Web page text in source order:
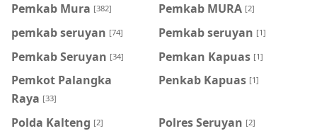
Pemkab Mura [382] Pemkab MURA [2]
pemkab seruyan [74] Pemkab seruyan [1]
Pemkab Seruyan [34] Pemkan Kapuas [1]
Pemkot Palangka
Raya [33]
Penkab Kapuas [1]
Polda Kalteng [2] Polres Seruyan [2]